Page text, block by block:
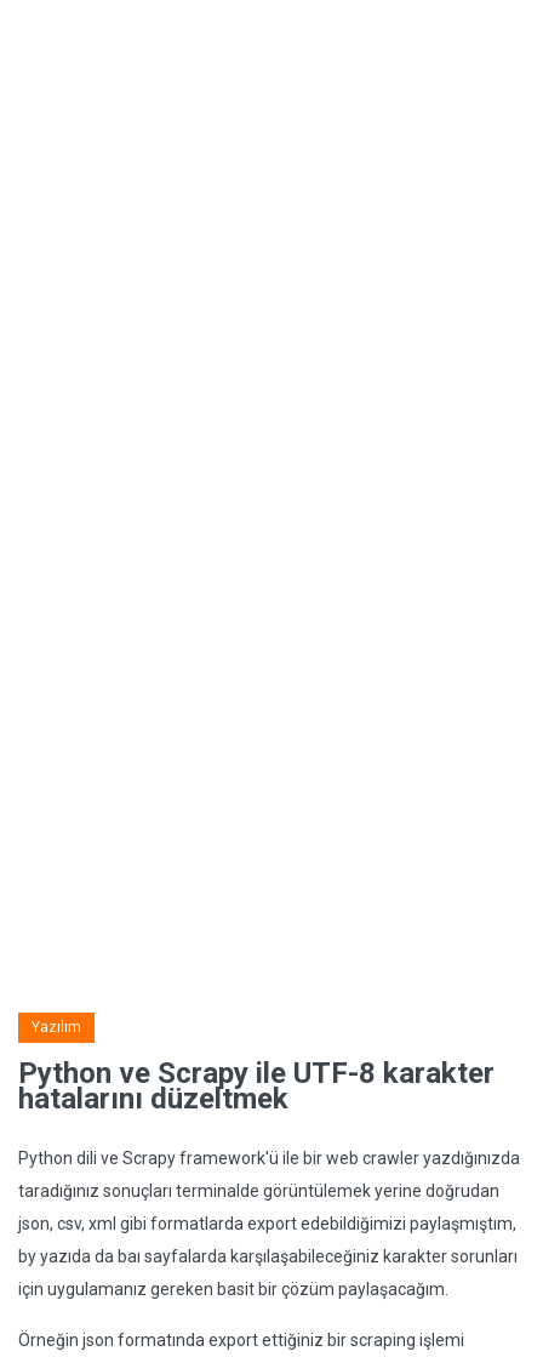
Yazılım
Python ve Scrapy ile UTF-8 karakter
hatalarını düzeltmek
Python dili ve Scrapy framework'ü ile bir web crawler yazdığınızda
taradığınız sonuçları terminalde görüntülemek yerine doğrudan
json, csv, xml gibi formatlarda export edebildiğimizi paylaşmıştım,
by yazıda da baı sayfalarda karşılaşabileceğiniz karakter sorunları
için uygulamanız gereken basit bir çözüm paylaşacağım.
Örneğin json formatında export ettiğiniz bir scraping işlemi